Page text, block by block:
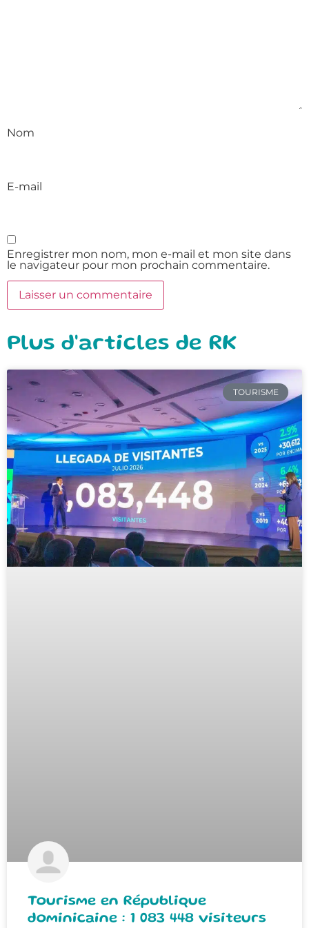
Nom
E-mail
Enregistrer mon nom, mon e-mail et mon site dans
le navigateur pour mon prochain commentaire.
Plus d'articles de RK
TOURISME
Tourisme en République
dominicaine : 1 083 448 visiteurs